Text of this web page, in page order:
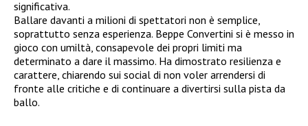
significativa.
Ballare davanti a milioni di spettatori non è semplice,
soprattutto senza esperienza. Beppe Convertini si è messo in
gioco con umiltà, consapevole dei propri limiti ma
determinato a dare il massimo. Ha dimostrato resilienza e
carattere, chiarendo sui social di non voler arrendersi di
fronte alle critiche e di continuare a divertirsi sulla pista da
ballo.